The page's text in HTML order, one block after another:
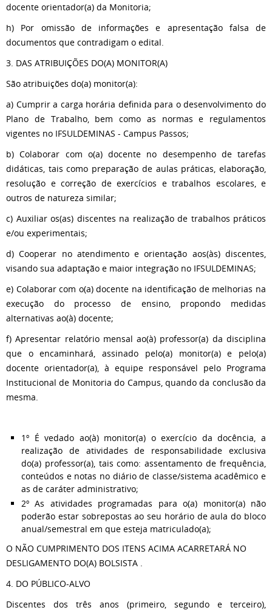
docente orientador(a) da Monitoria;
h) Por omissão de informações e apresentação falsa de
documentos que contradigam o edital.
3. DAS ATRIBUIÇÕES DO(A) MONITOR(A)
São atribuições do(a) monitor(a):
a) Cumprir a carga horária definida para o desenvolvimento do
Plano de Trabalho, bem como as normas e regulamentos
vigentes no IFSULDEMINAS - Campus Passos;
b) Colaborar com o(a) docente no desempenho de tarefas
didáticas, tais como preparação de aulas práticas, elaboração,
resolução e correção de exercícios e trabalhos escolares, e
outros de natureza similar;
c) Auxiliar os(as) discentes na realização de trabalhos práticos
e/ou experimentais;
d) Cooperar no atendimento e orientação aos(às) discentes,
visando sua adaptação e maior integração no IFSULDEMINAS;
e) Colaborar com o(a) docente na identificação de melhorias na
execução do processo de ensino, propondo medidas
alternativas ao(à) docente;
f) Apresentar relatório mensal ao(à) professor(a) da disciplina
que o encaminhará, assinado pelo(a) monitor(a) e pelo(a)
docente orientador(a), à equipe responsável pelo Programa
Institucional de Monitoria do Campus, quando da conclusão da
mesma.
1º É vedado ao(à) monitor(a) o exercício da docência, a
realização de atividades de responsabilidade exclusiva
do(a) professor(a), tais como: assentamento de frequência,
conteúdos e notas no diário de classe/sistema acadêmico e
as de caráter administrativo;
2º As atividades programadas para o(a) monitor(a) não
poderão estar sobrepostas ao seu horário de aula do bloco
anual/semestral em que esteja matriculado(a);
O NÃO CUMPRIMENTO DOS ITENS ACIMA ACARRETARÁ NO
DESLIGAMENTO DO(A) BOLSISTA .
4. DO PÚBLICO-ALVO
Discentes dos três anos (primeiro, segundo e terceiro),